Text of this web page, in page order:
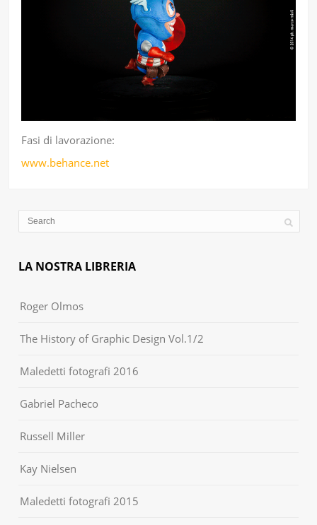
Fasi di lavorazione:
www.behance.net
LA NOSTRA LIBRERIA
Roger Olmos
The History of Graphic Design Vol.1/2
Maledetti fotografi 2016
Gabriel Pacheco
Russell Miller
Kay Nielsen
Maledetti fotografi 2015